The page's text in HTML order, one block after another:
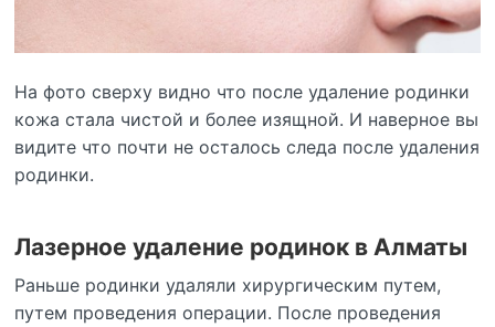
На фото сверху видно что после удаление родинки
кожа стала чистой и более изящной. И наверное вы
видите что почти не осталось следа после удаления
родинки.
Лазерное удаление родинок в Алматы
Раньше родинки удаляли хирургическим путем,
путем проведения операции. После проведения